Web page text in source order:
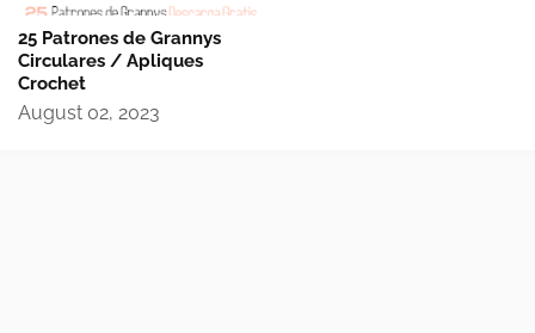
25 Patrones de Grannys
Circulares / Apliques
Crochet
August 02, 2023